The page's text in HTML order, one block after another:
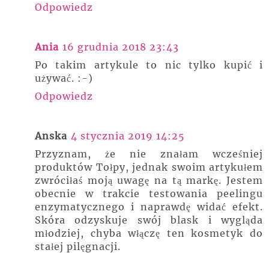
Odpowiedz
Ania 16 grudnia 2018 23:43
Po takim artykule to nic tylko kupić i
używać. :-)
Odpowiedz
Anska 4 stycznia 2019 14:25
Przyznam, że nie znałam wcześniej
produktów Tołpy, jednak swoim artykułem
zwróciłaś moją uwagę na tą markę. Jestem
obecnie w trakcie testowania peelingu
enzymatycznego i naprawdę widać efekt.
Skóra odzyskuje swój blask i wygląda
młodziej, chyba włączę ten kosmetyk do
stałej pilęgnacji.